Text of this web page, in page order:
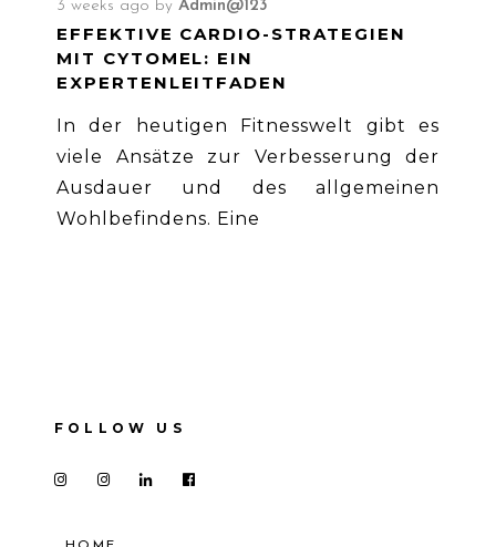
3 weeks ago by Admin@123
EFFEKTIVE CARDIO-STRATEGIEN
MIT CYTOMEL: EIN
EXPERTENLEITFADEN
In der heutigen Fitnesswelt gibt es
viele Ansätze zur Verbesserung der
Ausdauer und des allgemeinen
Wohlbefindens. Eine
FOLLOW US